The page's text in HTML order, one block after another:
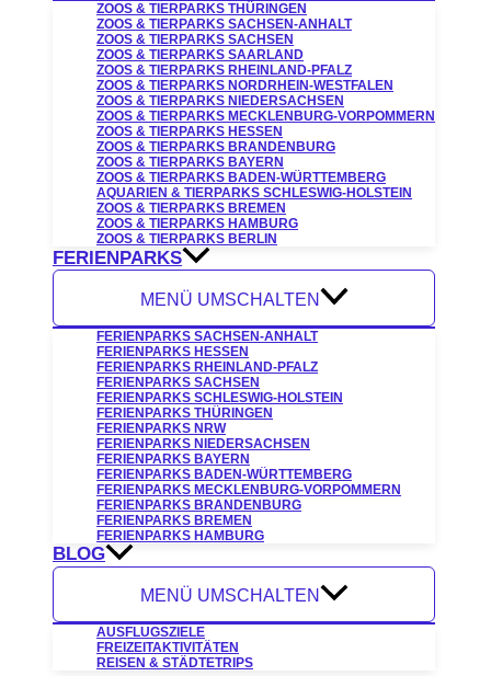
ZOOS & TIERPARKS THÜRINGEN
ZOOS & TIERPARKS SACHSEN-ANHALT
ZOOS & TIERPARKS SACHSEN
ZOOS & TIERPARKS SAARLAND
ZOOS & TIERPARKS RHEINLAND-PFALZ
ZOOS & TIERPARKS NORDRHEIN-WESTFALEN
ZOOS & TIERPARKS NIEDERSACHSEN
ZOOS & TIERPARKS MECKLENBURG-VORPOMMERN
ZOOS & TIERPARKS HESSEN
ZOOS & TIERPARKS BRANDENBURG
ZOOS & TIERPARKS BAYERN
ZOOS & TIERPARKS BADEN-WÜRTTEMBERG
AQUARIEN & TIERPARKS SCHLESWIG-HOLSTEIN
ZOOS & TIERPARKS BREMEN
ZOOS & TIERPARKS HAMBURG
ZOOS & TIERPARKS BERLIN
FERIENPARKS
MENÜ UMSCHALTEN
FERIENPARKS SACHSEN-ANHALT
FERIENPARKS HESSEN
FERIENPARKS RHEINLAND-PFALZ
FERIENPARKS SACHSEN
FERIENPARKS SCHLESWIG-HOLSTEIN
FERIENPARKS THÜRINGEN
FERIENPARKS NRW
FERIENPARKS NIEDERSACHSEN
FERIENPARKS BAYERN
FERIENPARKS BADEN-WÜRTTEMBERG
FERIENPARKS MECKLENBURG-VORPOMMERN
FERIENPARKS BRANDENBURG
FERIENPARKS BREMEN
FERIENPARKS HAMBURG
BLOG
MENÜ UMSCHALTEN
AUSFLUGSZIELE
FREIZEITAKTIVITÄTEN
REISEN & STÄDTETRIPS